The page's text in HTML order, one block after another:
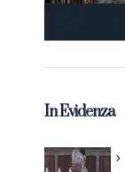
In Evidenza